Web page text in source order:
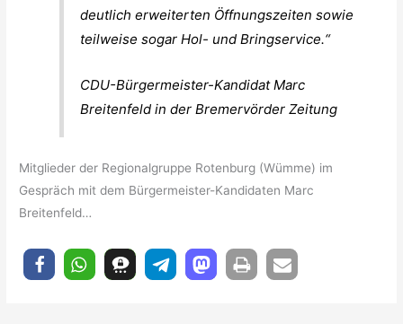
deutlich erweiterten Öffnungszeiten sowie
teilweise sogar Hol- und Bringservice.“
CDU-Bürgermeister-Kandidat Marc
Breitenfeld in der Bremervörder Zeitung
Mitglieder der Regionalgruppe Rotenburg (Wümme) im
Gespräch mit dem Bürgermeister-Kandidaten Marc
Breitenfeld…